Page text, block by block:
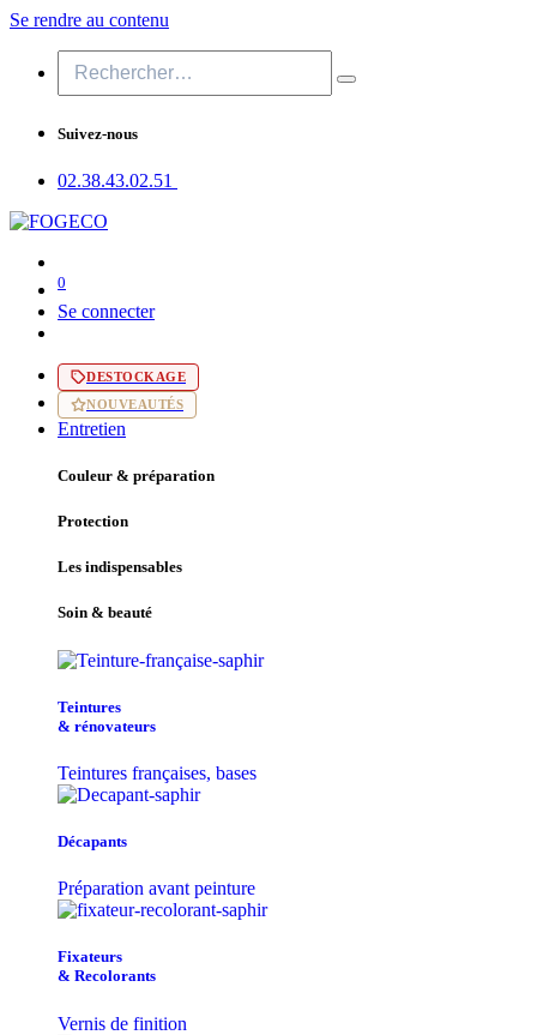
Se rendre au contenu
Suivez-nous
02.38.43​.02.51
0
Se connecter
DESTOCKAGE
NOUVEAUTÉS
Entretien
Couleur & préparation
Protection
Les indispensables
Soin & beauté
Teintu​res
& r​é​novateurs
Teintures françaises, bases
Décapants
Préparation avant peinture
Fixateurs
& Recolorants
Vernis de finition